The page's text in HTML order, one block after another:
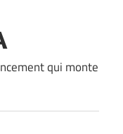
qui monte